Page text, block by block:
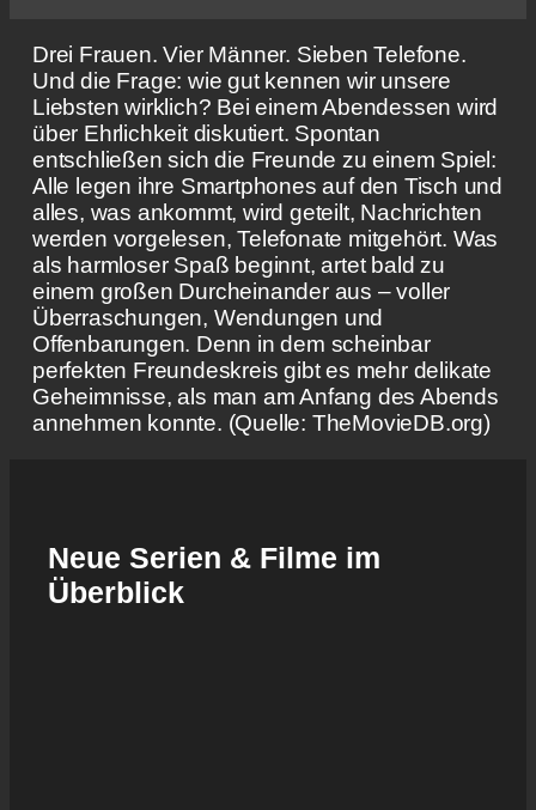
Drei Frauen. Vier Männer. Sieben Telefone.
Und die Frage: wie gut kennen wir unsere
Liebsten wirklich? Bei einem Abendessen wird
über Ehrlichkeit diskutiert. Spontan
entschließen sich die Freunde zu einem Spiel:
Alle legen ihre Smartphones auf den Tisch und
alles, was ankommt, wird geteilt, Nachrichten
werden vorgelesen, Telefonate mitgehört. Was
als harmloser Spaß beginnt, artet bald zu
einem großen Durcheinander aus – voller
Überraschungen, Wendungen und
Offenbarungen. Denn in dem scheinbar
perfekten Freundeskreis gibt es mehr delikate
Geheimnisse, als man am Anfang des Abends
annehmen konnte. (Quelle: TheMovieDB.org)
Neue Serien & Filme im
Überblick